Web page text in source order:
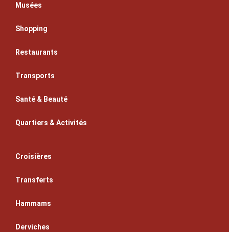
Musées
Shopping
Restaurants
Transports
Santé & Beauté
Quartiers & Activités
Croisières
Transferts
Hammams
Derviches